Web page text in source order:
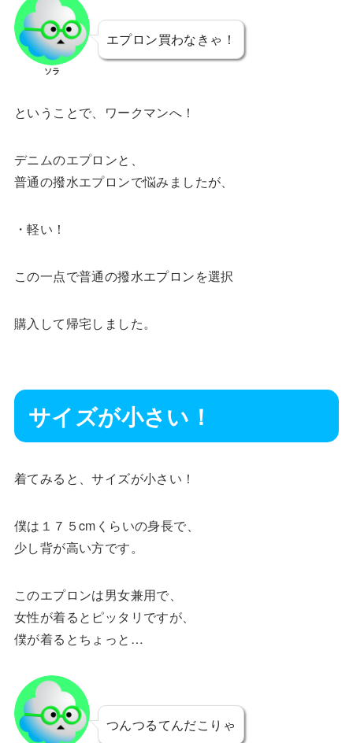
ソラ
エプロン買わなきゃ！
ということで、ワークマンへ！
デニムのエプロンと、
普通の撥水エプロンで悩みましたが、
・軽い！
この一点で普通の撥水エプロンを選択
購入して帰宅しました。
サイズが小さい！
着てみると、サイズが小さい！
僕は１７５cmくらいの身長で、
少し背が高い方です。
このエプロンは男女兼用で、
女性が着るとピッタリですが、
僕が着るとちょっと…
つんつるてんだこりゃ